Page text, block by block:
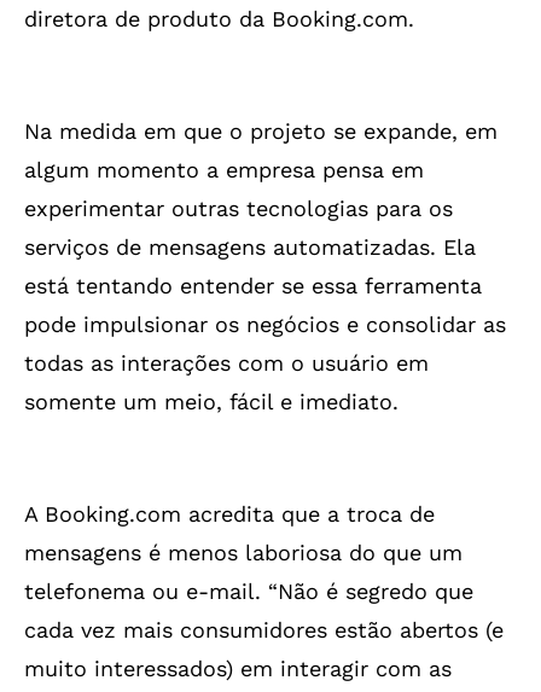
diretora de produto da Booking.com.
Na medida em que o projeto se expande, em
algum momento a empresa pensa em
experimentar outras tecnologias para os
serviços de mensagens automatizadas. Ela
está tentando entender se essa ferramenta
pode impulsionar os negócios e consolidar as
todas as interações com o usuário em
somente um meio, fácil e imediato.
A Booking.com acredita que a troca de
mensagens é menos laboriosa do que um
telefonema ou e-mail. “Não é segredo que
cada vez mais consumidores estão abertos (e
muito interessados) em interagir com as